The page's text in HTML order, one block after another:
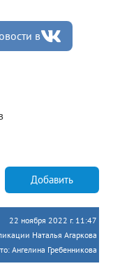
в
Добавить
22 ноября 2022 г. 11:47
Наталья Агаркова
Ангелина Гребенникова